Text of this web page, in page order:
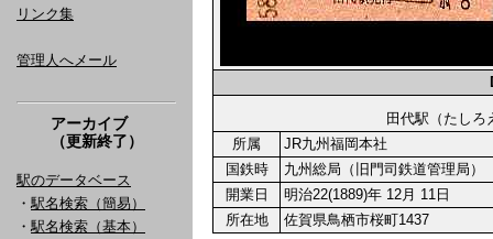
リンク集
管理人へメール
アーカイブ
（更新終了）
駅のデータベース
・ 駅名検索（簡易）
・ 駅名検索（基本）
田代駅（たし
所属
JR九州福岡本社
国鉄時
九州総局（旧門司鉄道管理局
開業日
明治22(1889)年 12月 11日
所在地
佐賀県鳥栖市桜町1437